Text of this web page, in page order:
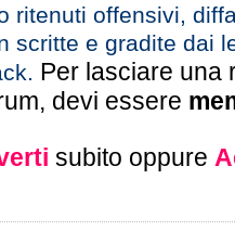
ritenuti offensivi,
scritte e gradite dai
Per lasciare una
devi essere
subito oppure